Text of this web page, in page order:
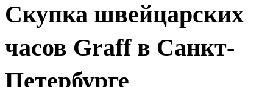
Скупка швейцарских
часов Graff в Санкт-
Петербурге